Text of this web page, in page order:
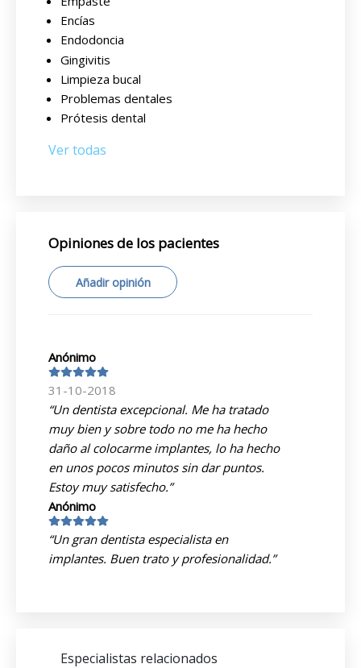
Encías
Endodoncia
Gingivitis
Limpieza bucal
Problemas dentales
Prótesis dental
Ver todas
Opiniones de los pacientes
Añadir opinión
Anónimo
31-10-2018
“Un dentista excepcional. Me ha tratado
muy bien y sobre todo no me ha hecho
daño al colocarme implantes, lo ha hecho
en unos pocos minutos sin dar puntos.
Estoy muy satisfecho.”
Anónimo
“Un gran dentista especialista en
implantes. Buen trato y profesionalidad.”
Especialistas relacionados